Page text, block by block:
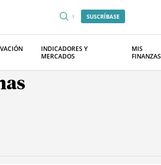
SUSCRÍBASE
INDICADORES Y
MERCADOS
MIS
FINANZAS